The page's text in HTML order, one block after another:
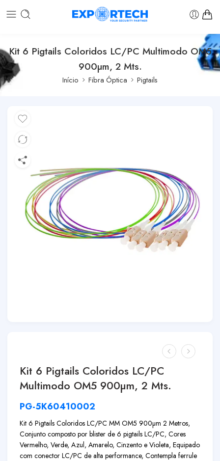
Kit 6 Pigtails Coloridos LC/PC Multimodo OM5
900µm, 2 Mts.
Início Fibra Óptica Pigtails
Kit 6 Pigtails Coloridos LC/PC
Multimodo OM5 900µm, 2 Mts.
PG-5K60410002
Kit 6 Pigtails Coloridos LC/PC MM OM5 900µm 2 Metros,
Conjunto composto por blister de 6 pigtails LC/PC, Cores
Vermelho, Verde, Azul, Amarelo, Cinzento e Violeta, Equipado
com conector LC/PC de alta performance, Contempla ferrule